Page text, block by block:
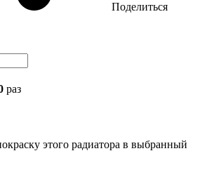
Поделиться
раз
этого радиатора в выбранный